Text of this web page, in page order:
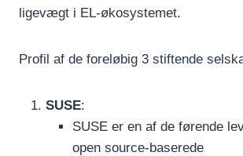
ligevægt i EL-økosystemet.
Profil af de foreløbig 3 stiftende
SUSE:
SUSE er en af de førende
open source-baserede